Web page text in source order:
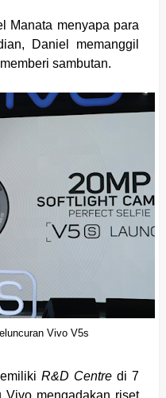
Manata menyapa para
Daniel memanggil
sambutan.
Vivo V5s
R&D Centre di 7
Vivo mengadakan riset